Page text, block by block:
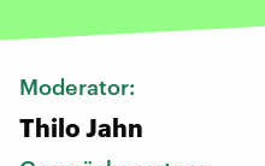
Moderator:
Thilo Jahn